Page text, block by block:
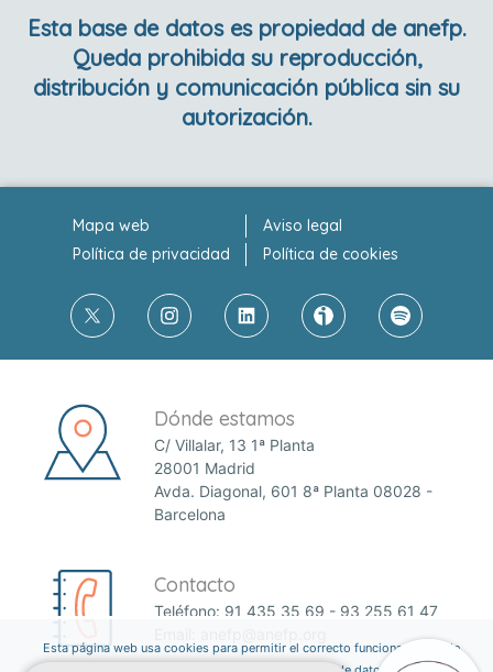
Esta base de datos es propiedad de anefp.
Queda prohibida su reproducción,
distribución y comunicación pública sin su
autorización.
Mapa web
Aviso legal
Política de privacidad
Política de cookies
Dónde estamos
C/ Villalar, 13 1ª Planta
28001 Madrid
Avda. Diagonal, 601 8ª Planta 08028 -
Barcelona
Contacto
Teléfono: 91 435 35 69 - 93 255 61 47
Esta página web usa cookies para permitir el correcto funcionamiento de